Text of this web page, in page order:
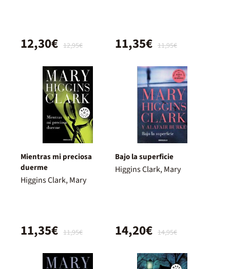
12,95€
12,30€ 11,95€
11,35€
Mientras mi preciosa
duerme
Higgins Clark, Mary
11,95€
11,35€
Bajo la superficie
Higgins Clark, Mary
14,95€
14,20€